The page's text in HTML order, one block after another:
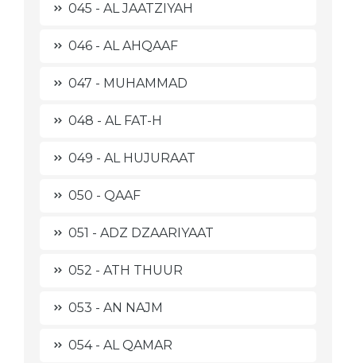
045 - AL JAATZIYAH
046 - AL AHQAAF
047 - MUHAMMAD
048 - AL FAT-H
049 - AL HUJURAAT
050 - QAAF
051 - ADZ DZAARIYAAT
052 - ATH THUUR
053 - AN NAJM
054 - AL QAMAR